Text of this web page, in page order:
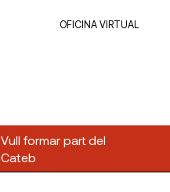
OFICINA VIRTUAL
Vull formar part del
Cateb